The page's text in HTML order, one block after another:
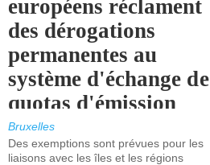
européens réclament
des dérogations
permanentes au
système d'échange de
quotas d'émission
maritimes de l'UE
après 2030.
Bruxelles
Des exemptions sont prévues pour les
liaisons avec les îles et les régions